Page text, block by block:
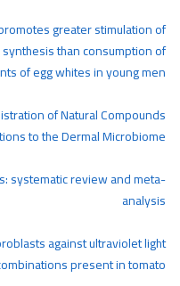
greater stimulation of
than consumption of
of egg whites in young men
of Natural Compounds
to the Dermal Microbiome
systematic review and meta-
analysis
against ultraviolet light
present in tomato